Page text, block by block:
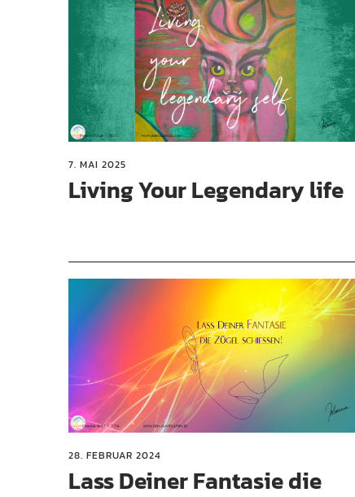
7. MAI 2025
Living Your Legendary life
28. FEBRUAR 2024
Lass Deiner Fantasie die